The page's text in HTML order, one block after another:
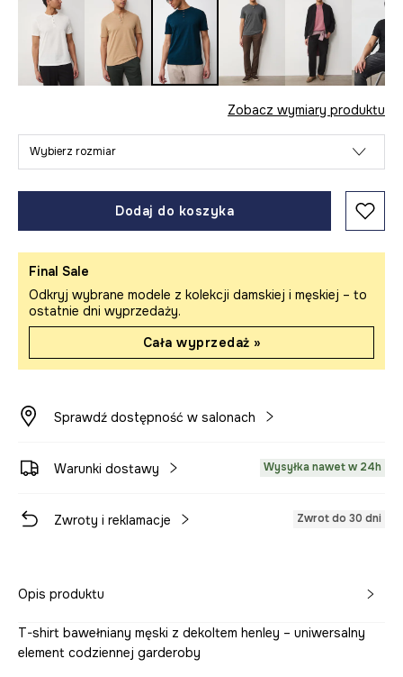
Zobacz wymiary produktu
Wybierz rozmiar
Dodaj do koszyka
Final Sale
Odkryj wybrane modele z kolekcji damskiej i męskiej – to
ostatnie dni wyprzedaży.
Cała wyprzedaż »
Sprawdź dostępność w salonach
Warunki dostawy Wysyłka nawet w 24h
Zwroty i reklamacje Zwrot do 30 dni
Opis produktu
T-shirt bawełniany męski z dekoltem henley – uniwersalny
element codziennej garderoby